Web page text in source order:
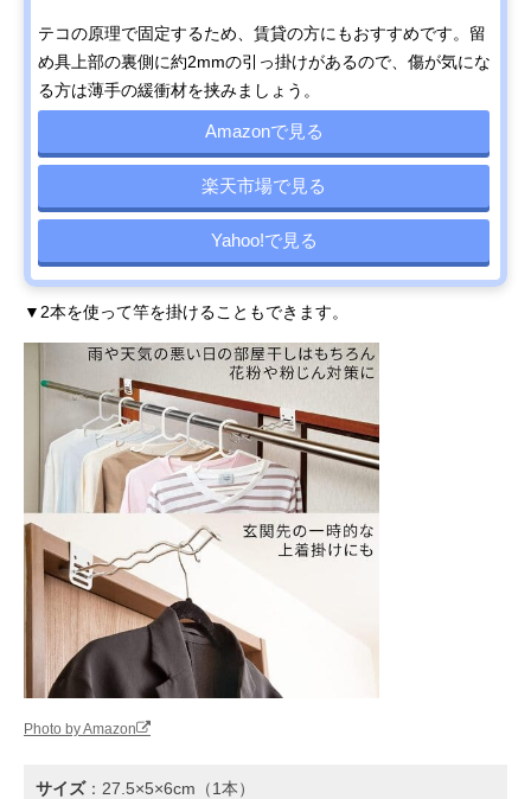
テコの原理で固定するため、賃貸の方にもおすすめです。留
め具上部の裏側に約2mmの引っ掛けがあるので、傷が気にな
る方は薄手の緩衝材を挟みましょう。
Amazonで見る
楽天市場で見る
Yahoo!で見る
▼2本を使って竿を掛けることもできます。
Photo by Amazon
サイズ：27.5×5×6cm（1本）